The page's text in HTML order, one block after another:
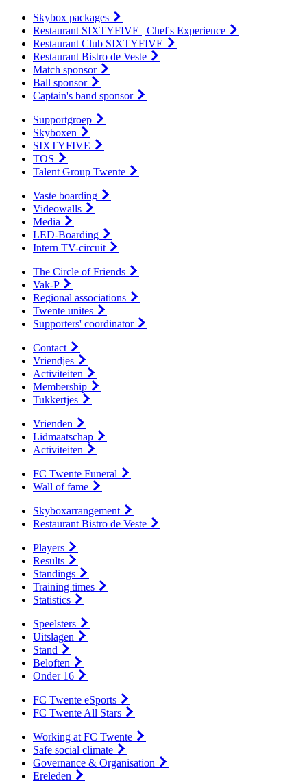
Skybox packages
Restaurant SIXTYFIVE | Chef's Experience
Restaurant Club SIXTYFIVE
Restaurant Bistro de Veste
Match sponsor
Ball sponsor
Captain's band sponsor
Supportgroep
Skyboxen
SIXTYFIVE
TOS
Talent Group Twente
Vaste boarding
Videowalls
Media
LED-Boarding
Intern TV-circuit
The Circle of Friends
Vak-P
Regional associations
Twente unites
Supporters' coordinator
Contact
Vriendjes
Activiteiten
Membership
Tukkertjes
Vrienden
Lidmaatschap
Activiteiten
FC Twente Funeral
Wall of fame
Skyboxarrangement
Restaurant Bistro de Veste
Players
Results
Standings
Training times
Statistics
Speelsters
Uitslagen
Stand
Beloften
Onder 16
FC Twente eSports
FC Twente All Stars
Working at FC Twente
Safe social climate
Governance & Organisation
Ereleden